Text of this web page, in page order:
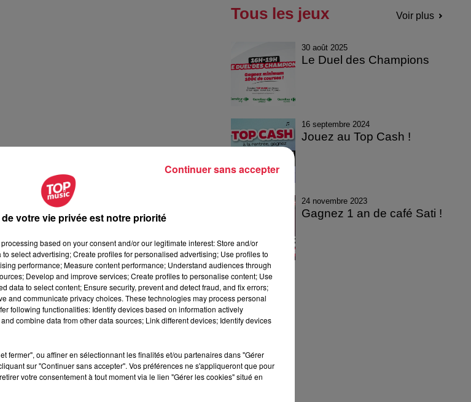
Tous les jeux Voir plus
30 août 2025
Le Duel des Champions
16 septembre 2024
Jouez au Top Cash !
24 novembre 2023
Gagnez 1 an de café Sati !
votre vie privée est notre priorité
based on your consent and/or our legitimate interest: Store and/or
select advertising; Create profiles for personalised advertising; Use profiles to
performance; Measure content performance; Understand audiences through
Develop and improve services; Create profiles to personalise content; Use
data to select content; Ensure security, prevent and detect fraud, and fix errors;
and communicate privacy choices. These technologies may process personal
following functionalities: Identify devices based on information actively
combine data from other data sources; Link different devices; Identify devices
fermer", ou affiner en sélectionnant les finalités et/ou partenaires dans "Gérer
sur "Continuer sans accepter". Vos préférences ne s'appliqueront que pour
votre consentement à tout moment via le lien "Gérer les cookies" situé en
Continuer sans accepter